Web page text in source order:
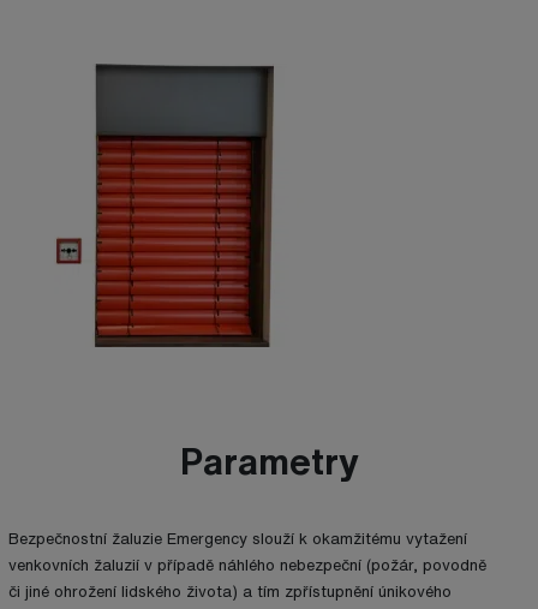
Parametry
Bezpečnostní žaluzie Emergency slouží k okamžitému vytažení
venkovních žaluzií v případě náhlého nebezpeční (požár, povodně
či jiné ohrožení lidského života) a tím zpřístupnění únikového